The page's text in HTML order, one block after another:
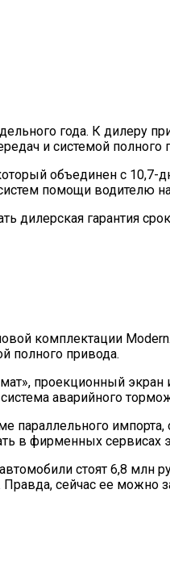
года. К дилеру
и системой полного
объединен с
помощи водителю
дилерская гарантия
комплектации
полного привода.
проекционный
аварийного
импорта,
в фирменных сервисах
стоят 6,8 млн
сейчас ее можно